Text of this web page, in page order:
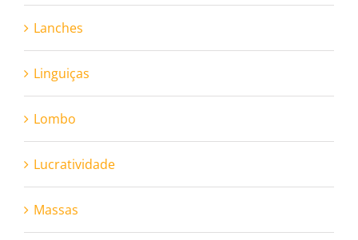
Lanches
Linguiças
Lombo
Lucratividade
Massas